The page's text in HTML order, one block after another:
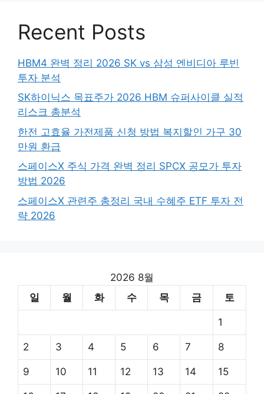
Recent Posts
HBM4 완벽 정리 2026 SK vs 삼성 엔비디아 루빈
투자 분석
SK하이닉스 목표주가 2026 HBM 슈퍼사이클 실적
리스크 총분석
한전 고효율 가전제품 신청 방법 복지할인 가구 30
만원 환급
스페이스X 주식 가격 완벽 정리 SPCX 공모가 투자
방법 2026
스페이스X 관련주 총정리 국내 수혜주 ETF 투자 전
략 2026
2026 8월
일
월 화 수 목 금 토
1
2 3 4 5 6 7 8
9 10 11 12 13 14 15